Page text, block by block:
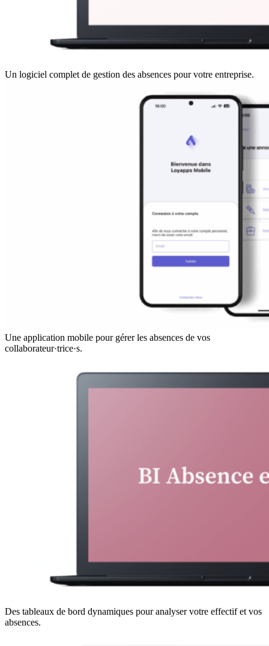
Un logiciel complet de gestion des absences pour votre entreprise.
Une application mobile pour gérer les absences de vos
collaborateur·trice·s.
Des tableaux de bord dynamiques pour analyser votre effectif et vos
absences.